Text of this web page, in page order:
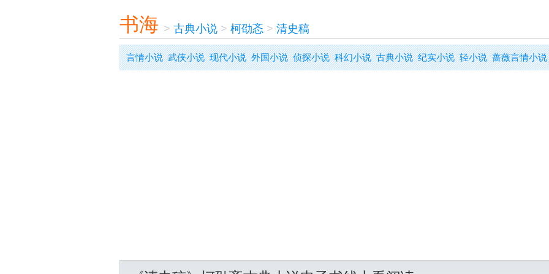
书海 > 古典小说> 柯劭忞> 清史稿
言情小说 武侠小说 现代小说 外国小说 侦探小说 科幻小说 古典小说 纪实小说 轻小说 蔷薇言情小说